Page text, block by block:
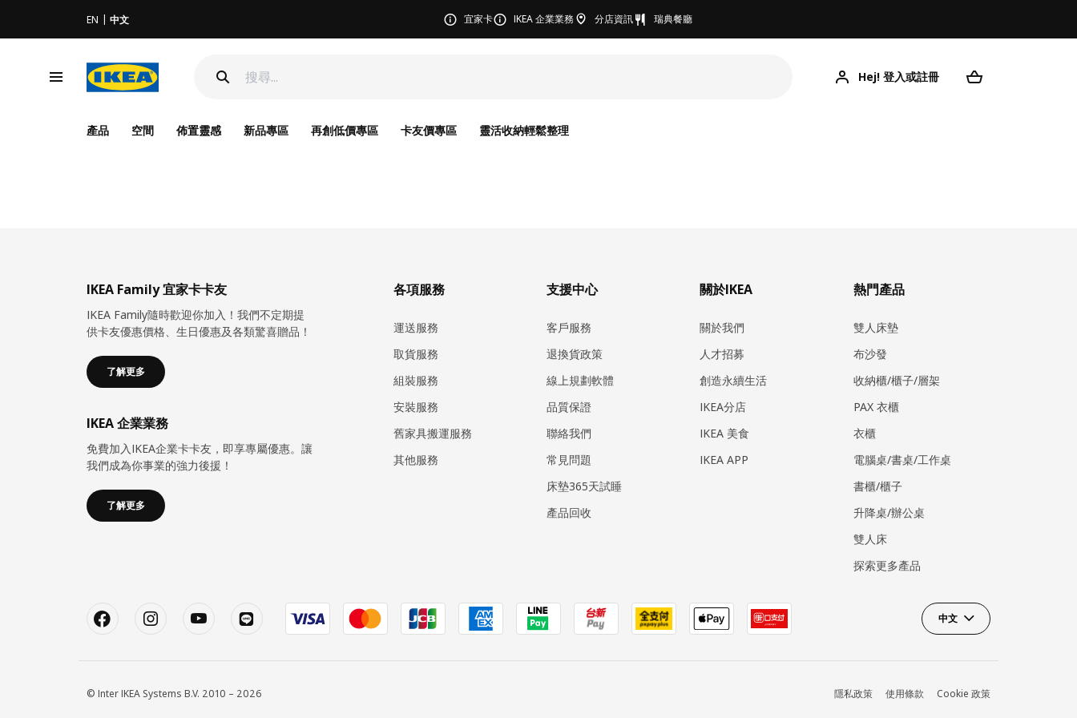
EN 中文 宜家卡 IKEA 企業業務 分店資訊 瑞典餐廳
Hej! 登入或註冊
產品 空間 佈置靈感 新品專區 再創低價專區 卡友價專區 靈活收納輕鬆整理
IKEA Family 宜家卡卡友
IKEA Family隨時歡迎你加入！我們不定期提
供卡友優惠價格、生日優惠及各類驚喜贈品！
了解更多
IKEA 企業業務
免費加入IKEA企業卡卡友，即享專屬優惠。讓
我們成為你事業的強力後援！
了解更多
各項服務
運送服務
取貨服務
組裝服務
安裝服務
​舊家具搬運服務
其他服務
支援中心
客戶服務
退換貨政策
線上規劃軟體
品質保證
聯絡我們
常見問題
床墊365天試睡
產品回收
關於IKEA
關於我們
人才招募
創造永續生活
IKEA分店
IKEA 美食
IKEA APP
熱門產品
雙人床墊
布沙發
收納櫃/櫃子/層架
PAX 衣櫃
衣櫃
電腦桌/書桌/工作桌
書櫃/櫃子
升降桌/辦公桌
雙人床
探索更多產品
中文
© Inter IKEA Systems B.V. 2010 – 2026 隱私政策 使用條款 Cookie 政策